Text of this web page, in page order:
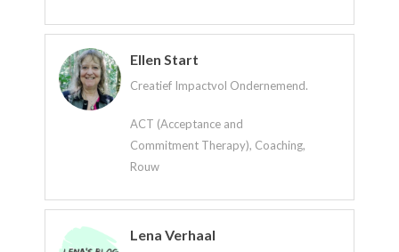
Ellen Start
Creatief Impactvol Ondernemend.
ACT (Acceptance and
Commitment Therapy), Coaching,
Rouw
Lena Verhaal